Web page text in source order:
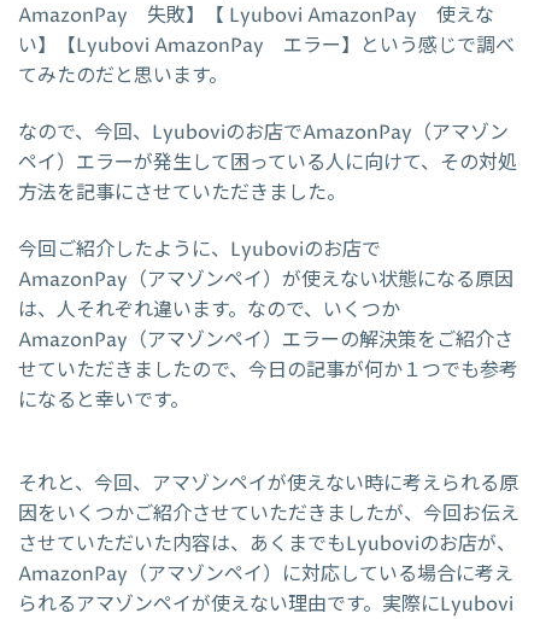
AmazonPay 失敗】【 Lyubovi AmazonPay 使えな
い】【Lyubovi AmazonPay エラー】という感じで調べ
てみたのだと思います。
なので、今回、Lyuboviのお店でAmazonPay（アマゾン
ペイ）エラーが発生して困っている人に向けて、その対処
方法を記事にさせていただきました。
今回ご紹介したように、Lyuboviのお店で
AmazonPay（アマゾンペイ）が使えない状態になる原因
は、人それぞれ違います。なので、いくつか
AmazonPay（アマゾンペイ）エラーの解決策をご紹介さ
せていただきましたので、今日の記事が何か１つでも参考
になると幸いです。
それと、今回、アマゾンペイが使えない時に考えられる原
因をいくつかご紹介させていただきましたが、今回お伝え
させていただいた内容は、あくまでもLyuboviのお店が、
AmazonPay（アマゾンペイ）に対応している場合に考え
られるアマゾンペイが使えない理由です。実際にLyubovi